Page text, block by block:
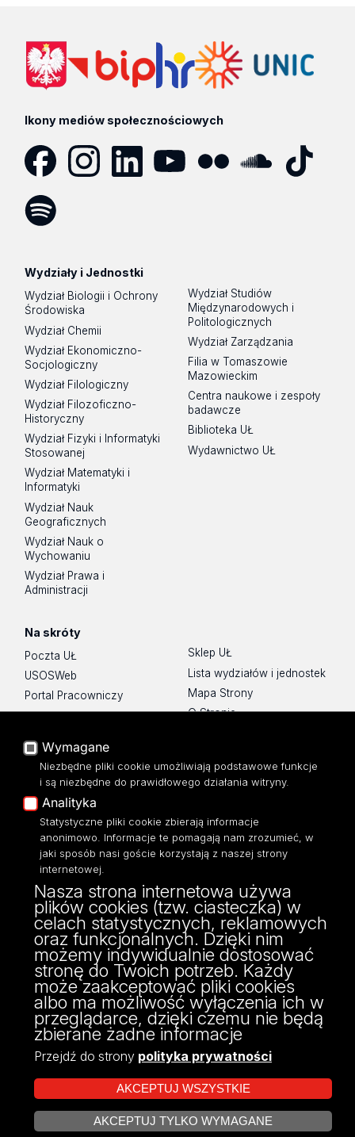
Ikony mediów społecznościowych
Wydziały i Jednostki
Wydział Biologii i Ochrony
Środowiska
Wydział Chemii
Wydział Ekonomiczno-
Socjologiczny
Wydział Filologiczny
Wydział Filozoficzno-
Historyczny
Wydział Fizyki i Informatyki
Stosowanej
Wydział Matematyki i
Informatyki
Wydział Nauk
Geograficznych
Wydział Nauk o
Wychowaniu
Wydział Prawa i
Administracji
Wydział Studiów
Międzynarodowych i
Politologicznych
Wydział Zarządzania
Filia w Tomaszowie
Mazowieckim
Centra naukowe i zespoły
badawcze
Biblioteka UŁ
Wydawnictwo UŁ
Na skróty
Poczta UŁ
USOSWeb
Portal Pracowniczy
Baza Aktów Własnych
Moodle
Eksperci UŁ
Polityka Prywatności
Dostępność
Sklep UŁ
Lista wydziałów i jednostek
Mapa Strony
O Stronie
ul. Narutowicza 68, 90-136 Łódź
NIP: 724 000 32 43
Adres do doręczeń elektronicznych (ADE):
AE:PL-74796-17640-IHHIV-17
KONTAKT
Projekt Multiportalu UŁ współfinansowany z funduszy Unii Europejskiej w
Wymagane
Niezbędne pliki cookie umożliwiają podstawowe funkcje
i są niezbędne do prawidłowego działania witryny.
Analityka
Statystyczne pliki cookie zbierają informacje
anonimowo. Informacje te pomagają nam zrozumieć, w
jaki sposób nasi goście korzystają z naszej strony
internetowej.
Nasza strona internetowa używa
plików cookies (tzw. ciasteczka) w
celach statystycznych, reklamowych
oraz funkcjonalnych. Dzięki nim
możemy indywidualnie dostosować
stronę do Twoich potrzeb. Każdy
może zaakceptować pliki cookies
albo ma możliwość wyłączenia ich w
przeglądarce, dzięki czemu nie będą
zbierane żadne informacje
Przejdź do strony polityka prywatności
AKCEPTUJ WSZYSTKIE
AKCEPTUJ TYLKO WYMAGANE